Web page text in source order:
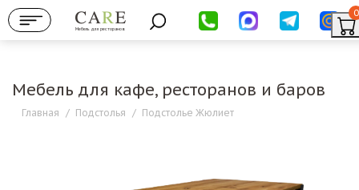
Мебель для ресторанов
0
Мебель для кафе, ресторанов и баров
Главная / Подстолья / Подстолье Жюлиет